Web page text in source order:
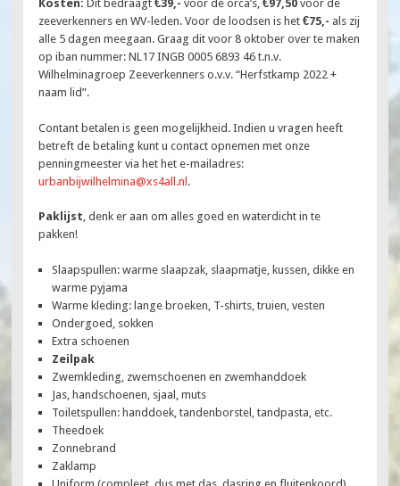
Kosten: Dit bedraagt €39,-voor de orca’s,€97,50 voor de
zeeverkenners en WV-leden. Voor de loodsen is het€75,- als zij
alle 5 dagen meegaan. Graag dit voor 8 oktober over te maken
op iban nummer: NL17 INGB 0005 6893 46 t.n.v.
Wilhelminagroep Zeeverkenners o.v.v. “Herfstkamp 2022 +
naam lid”.
Contant betalen is geen mogelijkheid. Indien u vragen heeft
betreft de betaling kunt u contact opnemen met onze
penningmeester via het het e-mailadres:
urbanbijwilhelmina@xs4all.nl .
Paklijst, denk er aan om alles goed en waterdicht in te
pakken!
Slaapspullen: warme slaapzak, slaapmatje, kussen, dikke en
warme pyjama
Warme kleding: lange broeken, T-shirts, truien, vesten
Ondergoed, sokken
Extra schoenen
Zeilpak
Zwemkleding, zwemschoenen en zwemhanddoek
Jas, handschoenen, sjaal, muts
Toiletspullen: handdoek, tandenborstel, tandpasta, etc.
Theedoek
Zonnebrand
Zaklamp